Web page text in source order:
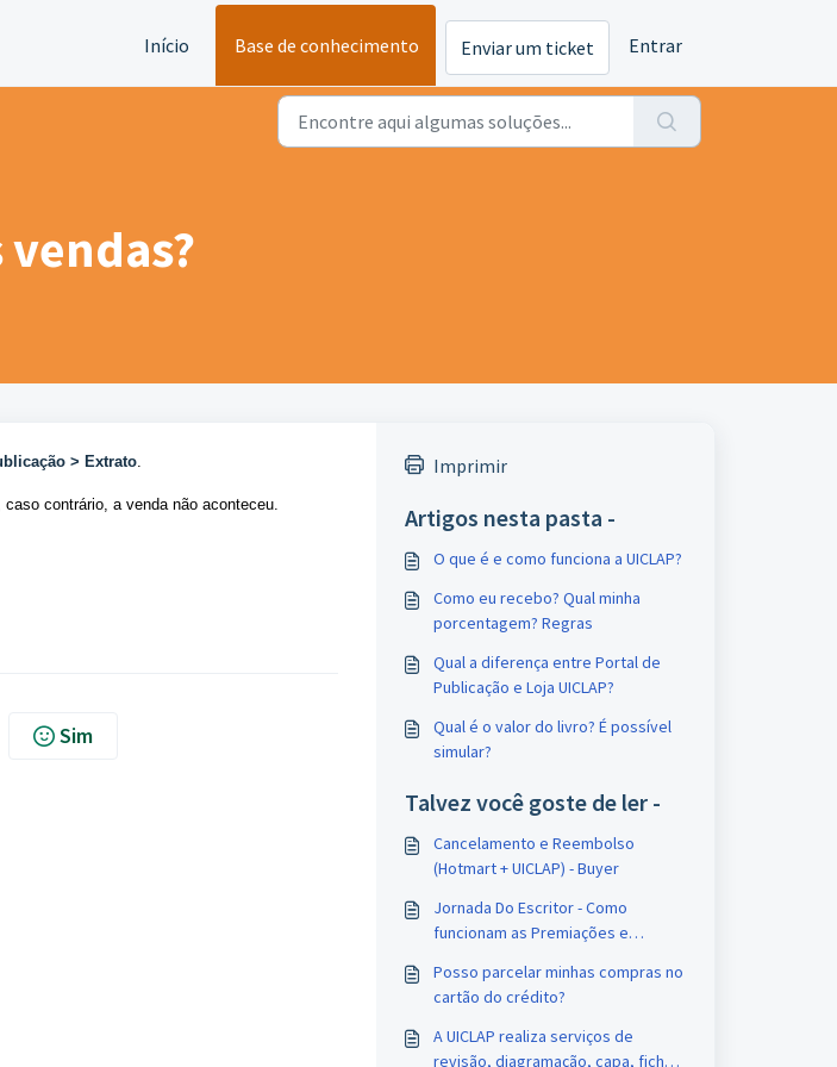
Início Base de conhecimento Enviar um ticket Entrar
> Extrato.
contrário, a venda não aconteceu.
Sim
Imprimir
Artigos nesta pasta -
O que é e como funciona a UICLAP?
Como eu recebo? Qual minha
porcentagem? Regras
Qual a diferença entre Portal de
Publicação e Loja UICLAP?
Qual é o valor do livro? É possível
simular?
Talvez você goste de ler -
Cancelamento e Reembolso
(Hotmart + UICLAP) - Buyer
Jornada Do Escritor - Como
funcionam as Premiações e
Posso parcelar minhas compras no
cartão do crédito?
A UICLAP realiza serviços de
revisão, diagramação, capa, ficha